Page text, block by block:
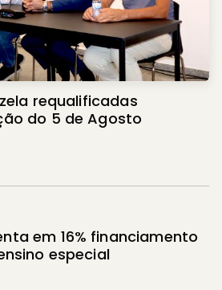
requalificadas
do 5 de Agosto
em 16% financiamento
especial